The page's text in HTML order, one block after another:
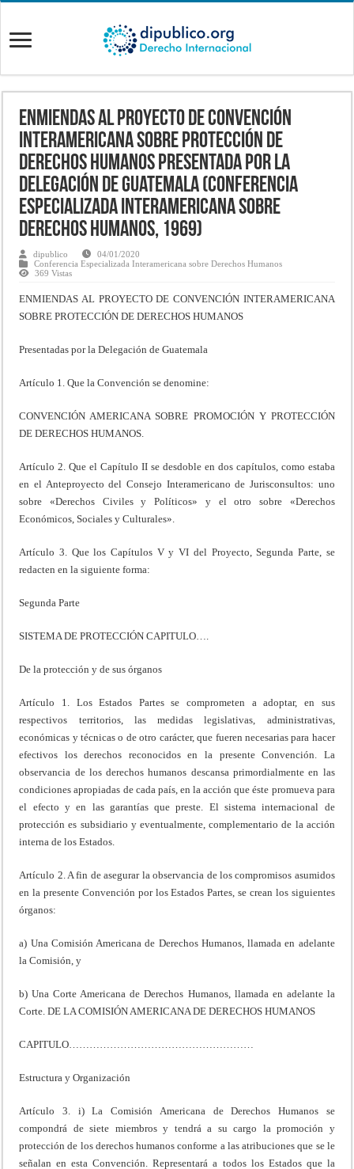
Enmiendas al proyecto de Convención
Interamericana sobre Protección de
Derechos Humanos presentada por la
Delegación de Guatemala (Conferencia
Especializada Interamericana sobre
Derechos Humanos, 1969)
dipublico
04/01/2020
Conferencia Especializada Interamericana sobre Derechos Humanos
369 Vistas
ENMIENDAS AL PROYECTO DE CONVENCIÓN INTERAMERICANA
SOBRE PROTECCIÓN DE DERECHOS HUMANOS
Presentadas por la Delegación de Guatemala
Artículo 1. Que la Convención se denomine:
CONVENCIÓN AMERICANA SOBRE PROMOCIÓN Y PROTECCIÓN
DE DERECHOS HUMANOS.
Artículo 2. Que el Capítulo II se desdoble en dos capítulos, como estaba
en el Anteproyecto del Consejo Interamericano de Jurisconsultos: uno
sobre «Derechos Civiles y Políticos» y el otro sobre «Derechos
Económicos, Sociales y Culturales».
Artículo 3. Que los Capítulos V y VI del Proyecto, Segunda Parte, se
redacten en la siguiente forma:
Segunda Parte
SISTEMA DE PROTECCIÓN CAPITULO….
De la protección y de sus órganos
Artículo 1. Los Estados Partes se comprometen a adoptar, en sus
respectivos territorios, las medidas legislativas, administrativas,
económicas y técnicas o de otro carácter, que fueren necesarias para hacer
efectivos los derechos reconocidos en la presente Convención. La
observancia de los derechos humanos descansa primordialmente en las
condiciones apropiadas de cada país, en la acción que éste promueva para
el efecto y en las garantías que preste. El sistema internacional de
protección es subsidiario y eventualmente, complementario de la acción
interna de los Estados.
Artículo 2. A fin de asegurar la observancia de los compromisos asumidos
en la presente Convención por los Estados Partes, se crean los siguientes
órganos:
a) Una Comisión Americana de Derechos Humanos, llamada en adelante
la Comisión, y
b) Una Corte Americana de Derechos Humanos, llamada en adelante la
Corte. DE LA COMISIÓN AMERICANA DE DERECHOS HUMANOS
CAPITULO………………………………………………
Estructura y Organización
Artículo 3. i) La Comisión Americana de Derechos Humanos se
compondrá de siete miembros y tendrá a su cargo la promoción y
protección de los derechos humanos conforme a las atribuciones que se le
señalan en esta Convención. Representará a todos los Estados que la